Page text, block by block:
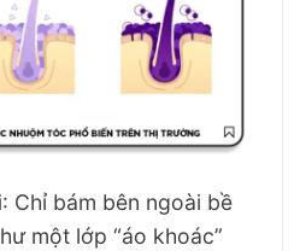
: Chỉ bám bên ngoài bề
một lớp “áo khoác”